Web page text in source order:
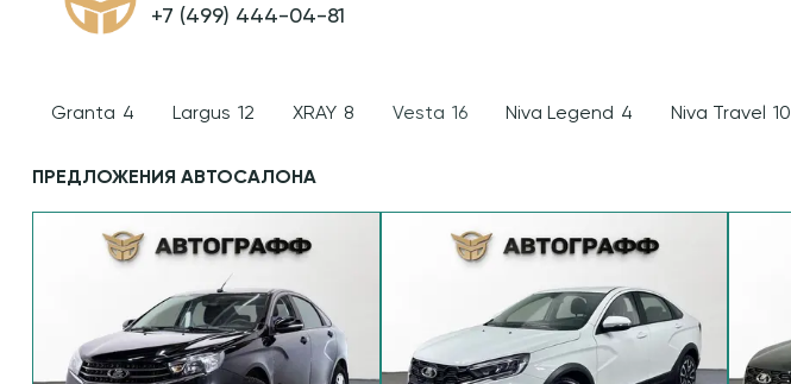
+7 (499) 444-04-81
Granta 4 Largus 12 XRAY 8 Vesta 16 Niva Legend 4 Niva Travel 10
ПРЕДЛОЖЕНИЯ АВТОСАЛОНА